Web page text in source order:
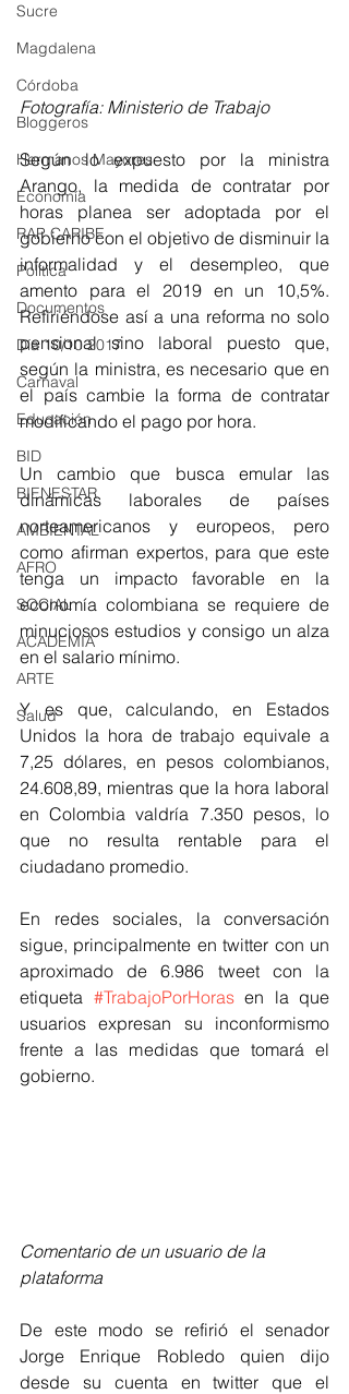
Sucre
Magdalena
Córdoba
Bloggeros
Hermanos Mayores
Economía
RAP CARIBE
Política
Documentos
Día 10/10 2017
Carnaval
Educación
BID
BIENESTAR
AMBIENTAL
AFRO
SOCIAL
ACADEMIA
ARTE
Salud
Fotografía: Ministerio de Trabajo
Según lo expuesto por la ministra
Arango, la medida de contratar por
horas planea ser adoptada por el
gobierno con el objetivo de disminuir la
informalidad y el desempleo, que
amento para el 2019 en un 10,5%.
Refiriéndose así a una reforma no solo
pensional sino laboral puesto que,
según la ministra, es necesario que en
el país cambie la forma de contratar
modificando el pago por hora.
Un cambio que busca emular las
dinámicas laborales de países
norteamericanos y europeos, pero
como afirman expertos, para que este
tenga un impacto favorable en la
economía colombiana se requiere de
minuciosos estudios y consigo un alza
en el salario mínimo.
Y es que, calculando, en Estados
Unidos la hora de trabajo equivale a
7,25 dólares, en pesos colombianos,
24.608,89, mientras que la hora laboral
en Colombia valdría 7.350 pesos, lo
que no resulta rentable para el
ciudadano promedio.
En redes sociales, la conversación
sigue, principalmente en twitter con un
aproximado de 6.986 tweet con la
etiqueta #TrabajoPorHoras en la que
usuarios expresan su inconformismo
frente a las medidas que tomará el
gobierno.
Comentario de un usuario de la
plataforma
De este modo se refirió el senador
Jorge Enrique Robledo quien dijo
desde su cuenta en twitter que el